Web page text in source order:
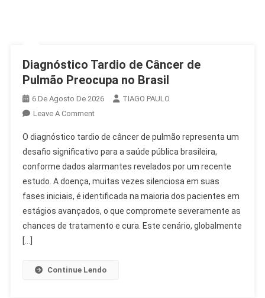
Diagnóstico Tardio de Câncer de
Pulmão Preocupa no Brasil
6 De Agosto De 2026
TIAGO PAULO
Leave A CommentOn
Tardio
De
Câncer
De
Pulmão
Preocupa
O diagnóstico tardio de câncer de pulmão representa um
desafio significativo para a saúde pública brasileira,
conforme dados alarmantes revelados por um recente
estudo. A doença, muitas vezes silenciosa em suas
fases iniciais, é identificada na maioria dos pacientes em
estágios avançados, o que compromete severamente as
chances de tratamento e cura. Este cenário, globalmente
[…]
Continue Lendo